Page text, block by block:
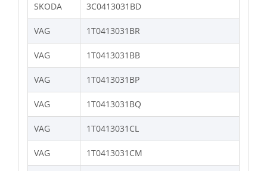
SKODA 3C0413031BD
VAG 1T0413031BR
VAG 1T0413031BB
VAG 1T0413031BP
VAG 1T0413031BQ
VAG 1T0413031CL
VAG 1T0413031CM